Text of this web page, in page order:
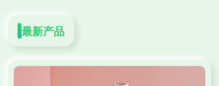
最新产品